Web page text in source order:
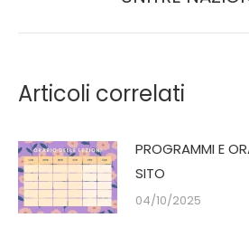
Articoli correlati
PROGRAMMI E
SITO
04/10/2025